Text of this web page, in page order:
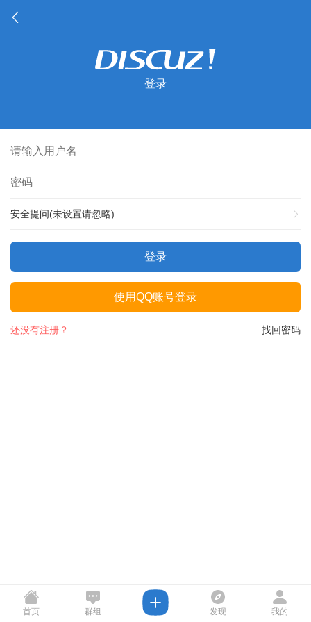
登录
安全提问(未设置请忽略)
登录
使用QQ账号登录
找回密码
还没有注册？
首页 群组 发现 我的